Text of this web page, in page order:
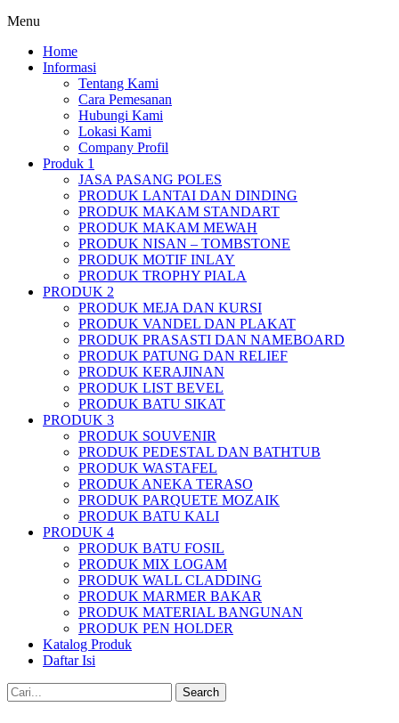
Menu
Home
Informasi
Tentang Kami
Cara Pemesanan
Hubungi Kami
Lokasi Kami
Company Profil
Produk 1
JASA PASANG POLES
PRODUK LANTAI DAN DINDING
PRODUK MAKAM STANDART
PRODUK MAKAM MEWAH
PRODUK NISAN – TOMBSTONE
PRODUK MOTIF INLAY
PRODUK TROPHY PIALA
PRODUK 2
PRODUK MEJA DAN KURSI
PRODUK VANDEL DAN PLAKAT
PRODUK PRASASTI DAN NAMEBOARD
PRODUK PATUNG DAN RELIEF
PRODUK KERAJINAN
PRODUK LIST BEVEL
PRODUK BATU SIKAT
PRODUK 3
PRODUK SOUVENIR
PRODUK PEDESTAL DAN BATHTUB
PRODUK WASTAFEL
PRODUK ANEKA TERASO
PRODUK PARQUETE MOZAIK
PRODUK BATU KALI
PRODUK 4
PRODUK BATU FOSIL
PRODUK MIX LOGAM
PRODUK WALL CLADDING
PRODUK MARMER BAKAR
PRODUK MATERIAL BANGUNAN
PRODUK PEN HOLDER
Katalog Produk
Daftar Isi
Search